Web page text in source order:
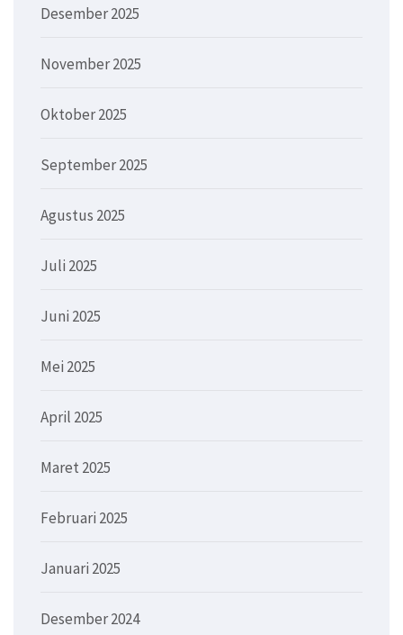
Desember 2025
November 2025
Oktober 2025
September 2025
Agustus 2025
Juli 2025
Juni 2025
Mei 2025
April 2025
Maret 2025
Februari 2025
Januari 2025
Desember 2024